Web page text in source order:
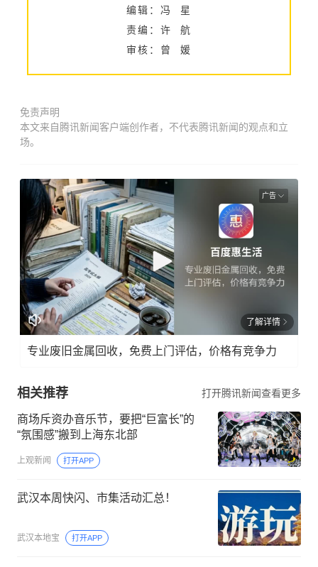
编辑：冯 星
责编：许 航
审核：曾 媛
免责声明
本文来自腾讯新闻客户端创作者，不代表腾讯新闻的观点和立
场。
广告
了解详情
专业废旧金属回收，免费上门评估，价格有竞争力
相关推荐 打开腾讯新闻查看更多
商场斥资办音乐节，要把“巨富长”的
“氛围感”搬到上海东北部
上观新闻 打开APP
武汉本周快闪、市集活动汇总！
武汉本地宝 打开APP